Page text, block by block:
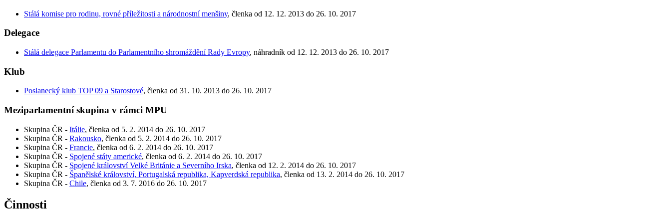
Stálá komise pro rodinu, rovné příležitosti a národnostní menšiny, členka od 12. 12. 2013 do 26. 10. 2017
Delegace
Stálá delegace Parlamentu do Parlamentního shromáždění Rady Evropy, náhradník od 12. 12. 2013 do 26. 10. 2017
Klub
Poslanecký klub TOP 09 a Starostové, členka od 31. 10. 2013 do 26. 10. 2017
Meziparlamentní skupina v rámci MPU
Skupina ČR - Itálie, členka od 5. 2. 2014 do 26. 10. 2017
Skupina ČR - Rakousko, členka od 5. 2. 2014 do 26. 10. 2017
Skupina ČR - Francie, členka od 6. 2. 2014 do 26. 10. 2017
Skupina ČR - Spojené státy americké, členka od 6. 2. 2014 do 26. 10. 2017
Skupina ČR - Spojené království Velké Británie a Severního Irska, členka od 12. 2. 2014 do 26. 10. 2017
Skupina ČR - Španělské království, Portugalská republika, Kapverdská republika, členka od 13. 2. 2014 do 26. 10. 2017
Skupina ČR - Chile, členka od 3. 7. 2016 do 26. 10. 2017
Činnosti